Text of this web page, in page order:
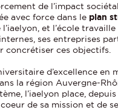
de l’impact
avec force dans le plan
l’iaelyon, et l’école
ses entreprises
concrétiser ces objectifs.
d’excellence en
la région Auvergne-
l’iaelyon place, depuis
de sa mission et de